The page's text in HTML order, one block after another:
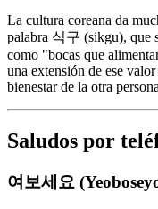
La cultura coreana da
palabra 식구 (sikgu), que
como "bocas que
una extensión de ese
bienestar de la otra
Saludos por
여보세요